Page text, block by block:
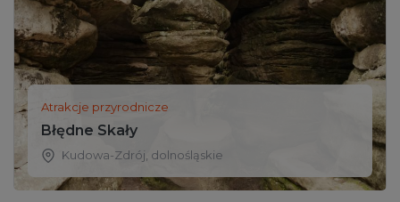
Atrakcje przyrodnicze
Błędne Skały
Kudowa-Zdrój dolnośląskie